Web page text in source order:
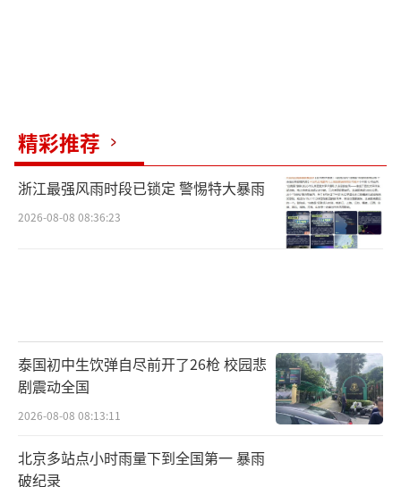
精彩推荐
浙江最强风雨时段已锁定 警惕特大暴雨
2026-08-08 08:36:23
泰国初中生饮弹自尽前开了26枪 校园悲
剧震动全国
2026-08-08 08:13:11
北京多站点小时雨量下到全国第一 暴雨
破纪录